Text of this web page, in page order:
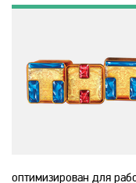
Bollywood
оптимизирован для